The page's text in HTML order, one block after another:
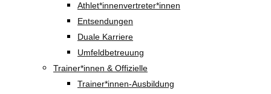
Athlet*innenvertreter*innen
Entsendungen
Duale Karriere
Umfeldbetreuung
Trainer*innen & Offizielle
Trainer*innen-Ausbildung